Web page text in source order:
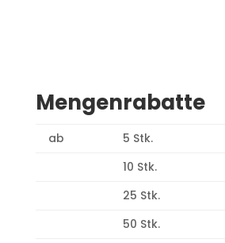
Mengenrabatte
ab 5 Stk.
10 Stk.
25 Stk.
50 Stk.